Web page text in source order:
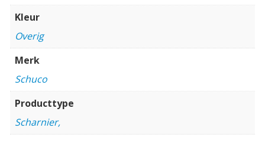
Kleur
Overig
Merk
Schuco
Producttype
Scharnier,